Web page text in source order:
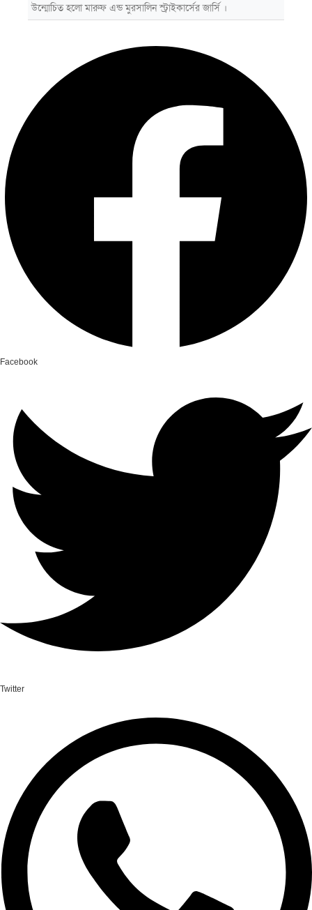
উন্মোচিত হলো মারুফ এন্ড মুরসালিন স্ট্রাইকার্সের জার্সি ।
Facebook
Twitter